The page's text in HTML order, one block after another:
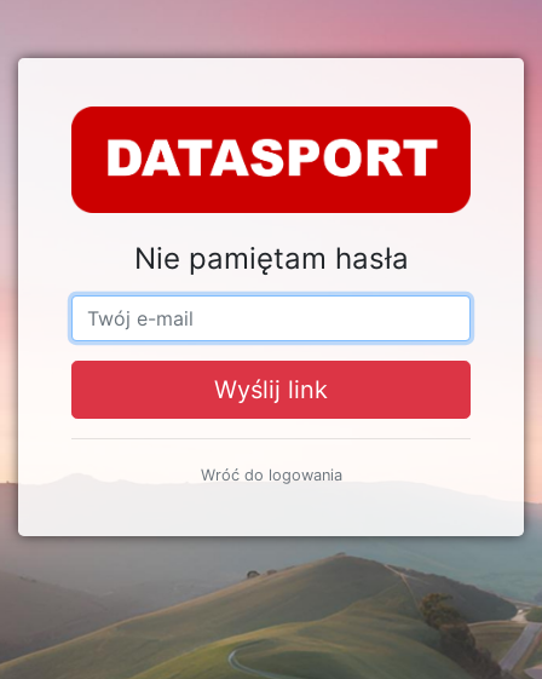
Nie pamiętam hasła
Wyślij link
Wróć do logowania